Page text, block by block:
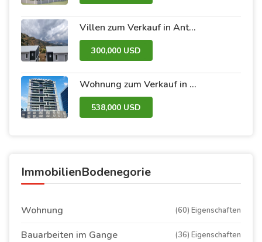
Villen zum Verkauf in Antalya im Antalya Peak Compound
300,000 USD
Wohnung zum Verkauf in Dubai im Avanti Tower Retail-Komplex
538,000 USD
ImmobilienBodenegorie
Wohnung (60) Eigenschaften
Bauarbeiten im Gange (36) Eigenschaften